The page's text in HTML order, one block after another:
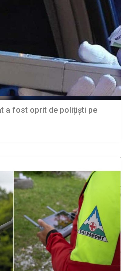
a fost oprit de polițiști pe